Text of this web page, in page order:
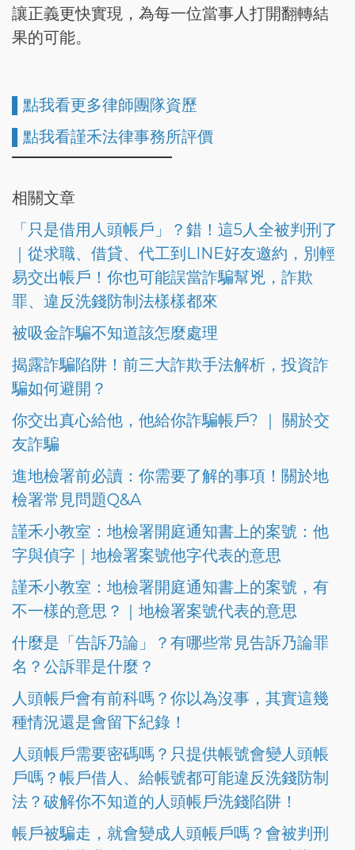
讓正義更快實現，為每一位當事人打開翻轉結
果的可能。
▌點我看更多律師團隊資歷
▌點我看謹禾法律事務所評價
相關文章
「只是借用人頭帳戶」？錯！這5人全被判刑了
｜從求職、借貸、代工到LINE好友邀約，別輕
易交出帳戶！你也可能誤當詐騙幫兇，詐欺
罪、違反洗錢防制法樣樣都來
被吸金詐騙不知道該怎麼處理
揭露詐騙陷阱！前三大詐欺手法解析，投資詐
騙如何避開？
你交出真心給他，他給你詐騙帳戶? ｜ 關於交
友詐騙
進地檢署前必讀：你需要了解的事項！關於地
檢署常見問題Q&A
謹禾小教室：地檢署開庭通知書上的案號：他
字與偵字｜地檢署案號他字代表的意思
謹禾小教室：地檢署開庭通知書上的案號，有
不一樣的意思？｜地檢署案號代表的意思
什麼是「告訴乃論」？有哪些常見告訴乃論罪
名？公訴罪是什麼？
人頭帳戶會有前科嗎？你以為沒事，其實這幾
種情況還是會留下紀錄！
人頭帳戶需要密碼嗎？只提供帳號會變人頭帳
戶嗎？帳戶借人、給帳號都可能違反洗錢防制
法？破解你不知道的人頭帳戶洗錢陷阱！
帳戶被騙走，就會變成人頭帳戶嗎？會被判刑